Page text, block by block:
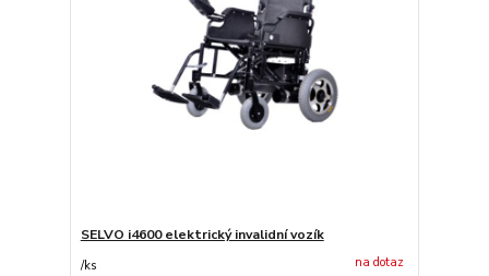
SELVO i4600 elektrický invalidní vozík
/ks na dotaz